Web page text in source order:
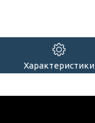
Характеристики